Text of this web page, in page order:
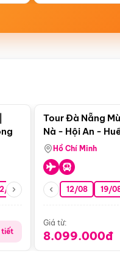
08 26/08 05/09 09/
tiết
Tour Đà Nẵng
Nà - Hội An -
Động Thiên
Hồ Chí Minh
12/08 19/
Giá từ:
8.099.000đ